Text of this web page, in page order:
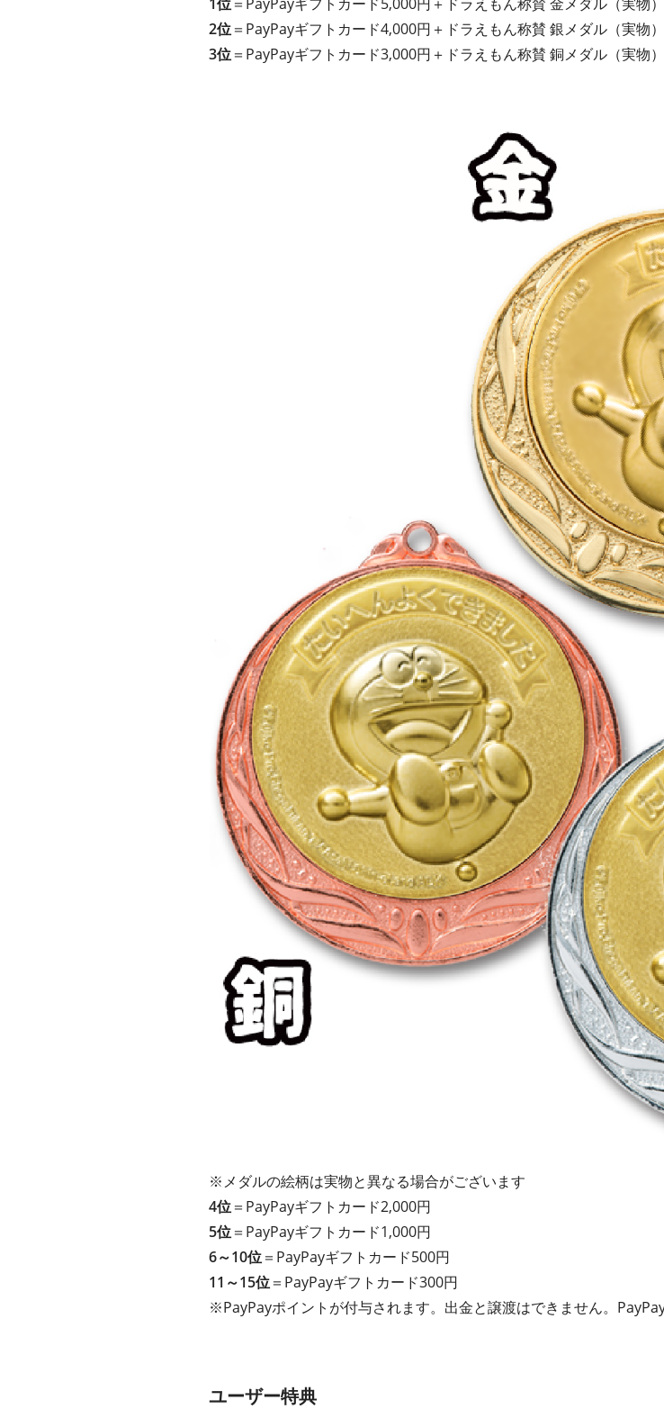
2位＝PayPayギフト カード4,000円＋ドラえもん称賛 銀メダル（実物）
3位＝PayPayギフト カード3,000円＋ドラえもん称賛 銅メダル（実物）
※メダルの絵柄は実物と異なる場合がございます
4位＝PayPayギフト カード2,000円
5位＝PayPayギフト カード1,000円
6～10位＝PayPayギフト カード500円
11～15位＝PayPayギフト カード300円
※PayPayポイントが付与されます。出金と譲渡はできません。
ユーザー特典